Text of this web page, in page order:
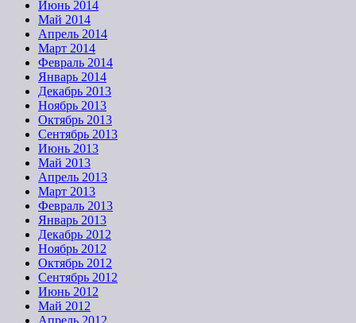
Июнь 2014
Май 2014
Апрель 2014
Март 2014
Февраль 2014
Январь 2014
Декабрь 2013
Ноябрь 2013
Октябрь 2013
Сентябрь 2013
Июнь 2013
Май 2013
Апрель 2013
Март 2013
Февраль 2013
Январь 2013
Декабрь 2012
Ноябрь 2012
Октябрь 2012
Сентябрь 2012
Июнь 2012
Май 2012